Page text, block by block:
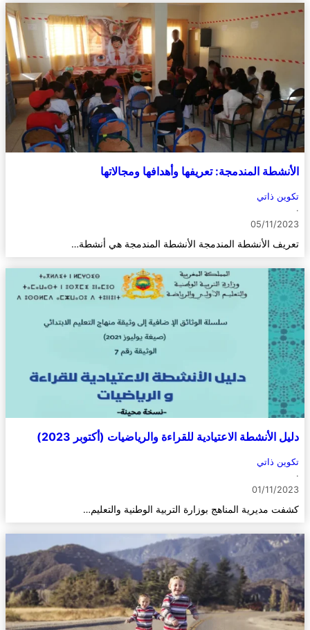
الأنشطة المندمجة: تعريفها وأهدافها ومجالاتها
تكوين ذاتي
·
05/11/2023
تعريف الأنشطة المندمجة الأنشطة المندمجة هي أنشطة…
دليل الأنشطة الاعتيادية للقراءة والرياضيات (أكتوبر 2023)
تكوين ذاتي
·
01/11/2023
كشفت مديرية المناهج بوزارة التربية الوطنية والتعليم…